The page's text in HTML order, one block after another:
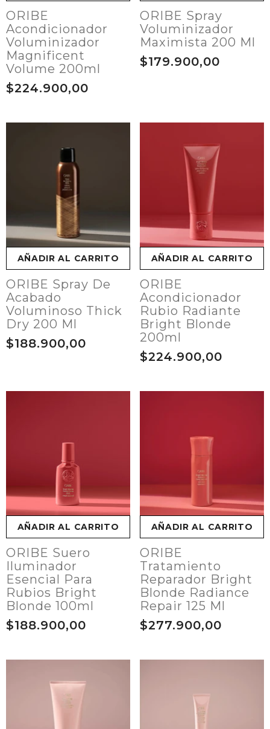
ORIBE
Acondicionador
Voluminizador
Magnificent
Volume 200ml
$224.900,00
ORIBE Spray
Voluminizador
Maximista 200 Ml
$179.900,00
AÑADIR AL CARRITO
ORIBE Spray De
Acabado
Voluminoso Thick
Dry 200 Ml
$188.900,00
AÑADIR AL CARRITO
ORIBE
Acondicionador
Rubio Radiante
Bright Blonde
200ml
$224.900,00
AÑADIR AL CARRITO
ORIBE Suero
Iluminador
Esencial Para
Rubios Bright
Blonde 100ml
$188.900,00
AÑADIR AL CARRITO
ORIBE
Tratamiento
Reparador Bright
Blonde Radiance
Repair 125 Ml
$277.900,00